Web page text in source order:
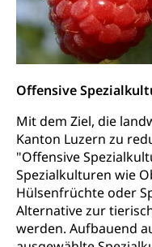
Offensive
Mit dem Ziel, die
Kanton Luzern zu
"Offensive
Spezialkulturen wie
Hülsenfrüchte oder
Alternative zur
werden. Aufbauend